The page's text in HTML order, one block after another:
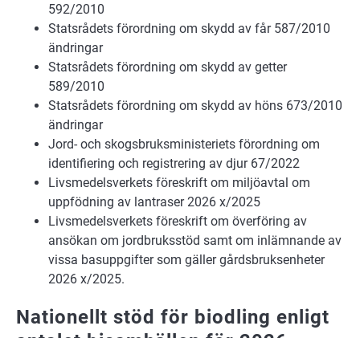
592/2010
Statsrådets förordning om skydd av får 587/2010
ändringar
Statsrådets förordning om skydd av getter
589/2010
Statsrådets förordning om skydd av höns 673/2010
ändringar
Jord- och skogsbruksministeriets förordning om
identifiering och registrering av djur 67/2022
Livsmedelsverkets föreskrift om miljöavtal om
uppfödning av lantraser 2026 x/2025
Livsmedelsverkets föreskrift om överföring av
ansökan om jordbruksstöd samt om inlämnande av
vissa basuppgifter som gäller gårdsbruksenheter
2026 x/2025.
Nationellt stöd för biodling enligt